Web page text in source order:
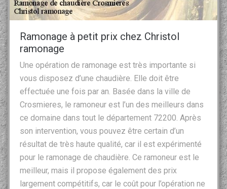
Ramonage à petit prix chez Christol
ramonage
Une opération de ramonage est très importante si
vous disposez d’une chaudière. Elle doit être
effectuée une fois par an. Basée dans la ville de
Crosmieres, le ramoneur est l’un des meilleurs dans
ce domaine dans tout le département 72200. Après
son intervention, vous pouvez être certain d’un
résultat de très haute qualité, car il est expérimenté
pour le ramonage de chaudière. Ce ramoneur est le
meilleur, mais il propose également des prix
largement compétitifs, car le coût pour l’opération ne